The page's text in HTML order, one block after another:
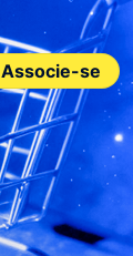
Associe-se